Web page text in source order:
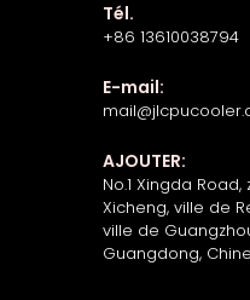
Tél.
+86 13610038794
E-mail:
AJOUTER:
No.1 Xingda
Xicheng, ville de
ville de
Guangdong, Chine